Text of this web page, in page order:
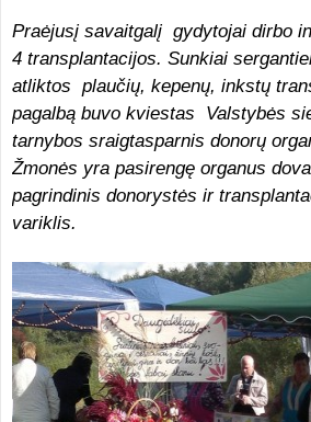
Praėjusį savaitgalį gydytojai dirbo
4 transplantacijos. Sunkiai
atliktos plaučių, kepenų, inkstų
pagalbą buvo kviestas Valstybės
tarnybos sraigtasparnis donorų
Žmonės yra pasirengę organus
pagrindinis donorystės ir
variklis.